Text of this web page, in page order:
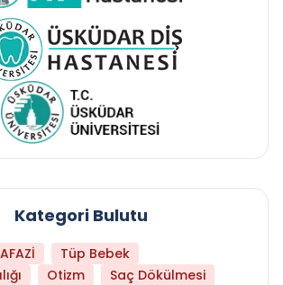
Kategori Bulutu
AFAZİ
Tüp Bebek
Otizm
Saç Dökülmesi